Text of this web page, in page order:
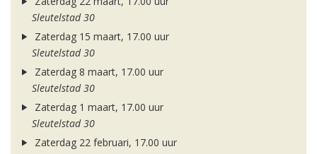
Sleutelstad 30
Zaterdag 15 maart, 17.00 uur
Sleutelstad 30
Zaterdag 8 maart, 17.00 uur
Sleutelstad 30
Zaterdag 1 maart, 17.00 uur
Sleutelstad 30
Zaterdag 22 februari, 17.00 uur